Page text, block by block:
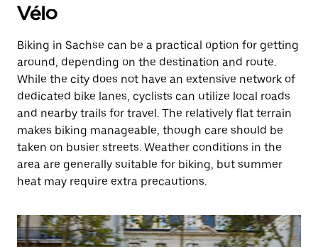
Vélo
Biking in Sachse can be a practical option for getting
around, depending on the destination and route.
While the city does not have an extensive network of
dedicated bike lanes, cyclists can utilize local roads
and nearby trails for travel. The relatively flat terrain
makes biking manageable, though care should be
taken on busier streets. Weather conditions in the
area are generally suitable for biking, but summer
heat may require extra precautions.